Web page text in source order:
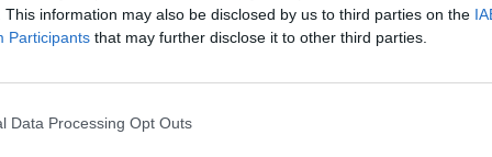
This information may also be disclosed by us to third parties on the
Participants that may further disclose it to other third parties.
Data Processing Opt Outs
volt az ÖT ÁsottShalom című műsorának témája.
állandó munkatársai, Németh Róbert és Balogh Gábor